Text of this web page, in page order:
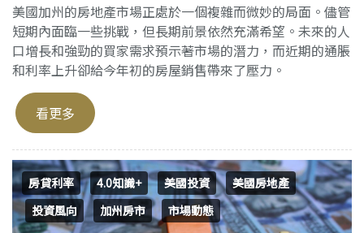
美國加州的房地產市場正處於一個複雜而微妙的局面。儘管
短期內面臨一些挑戰，但長期前景依然充滿希望。未來的人
口增長和強勁的買家需求預示著市場的潛力，而近期的通脹
和利率上升卻給今年初的房屋銷售帶來了壓力。
看更多
房貸利率 4.0知識+ 美國投資
美國房地產
投資風向
加州房市 市場動態